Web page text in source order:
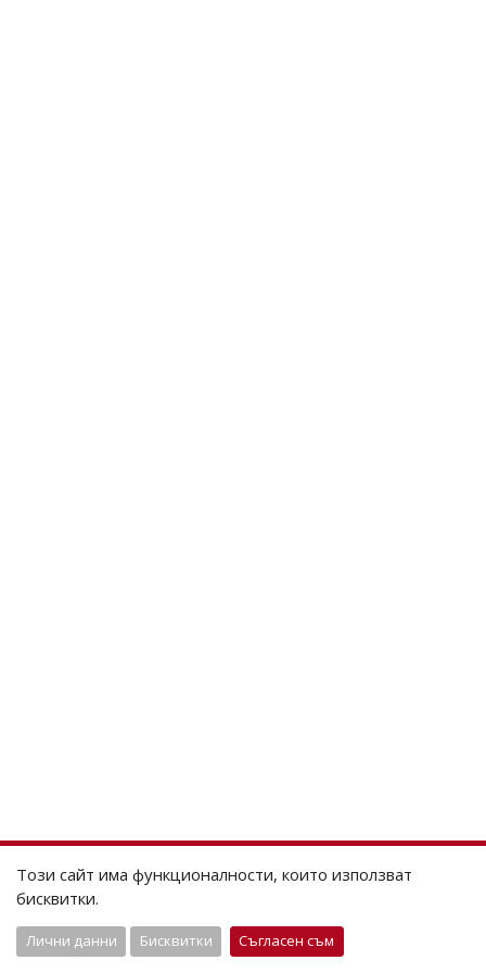
Този сайт има функционалности, които използват
бисквитки.
Лични данни Бисквитки Съгласен съм